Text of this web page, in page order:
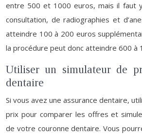
entre 500 et 1000 euros, mais il faut
consultation, de radiographies et
atteindre 100 à 200 euros
la procédure peut donc atteindre 600 à
Utiliser un simulateur de
dentaire
Si vous avez une assurance dentaire,
prix pour comparer les offres et
de votre couronne dentaire. Vous